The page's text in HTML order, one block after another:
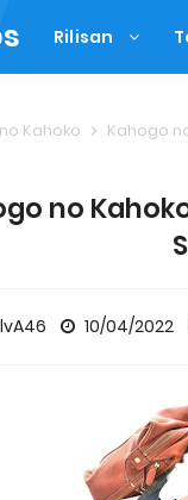
Rilisan
Kahoko Kahogo
no
10/04/2022